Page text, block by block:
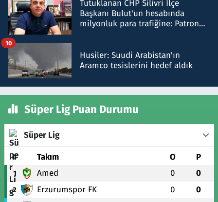
Tutuklanan CHP Silivri İlçe
Başkanı Bulut'un hesabında
milyonluk para trafiğine: Patron
Husiler: Suudi Arabistan'ın
Aramco tesislerini hedef aldık
10
Süper Lig Puan Durumu
Süper Lig
# Takım O P
1 Amed 0 0
2 Erzurumspor FK 0 0